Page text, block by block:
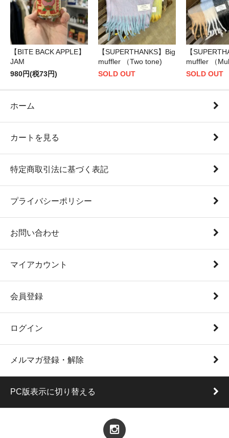
【BITE BACK APPLE】
JAM
980円(税73円)
【SUPERTHANKS】Big
muffler （Two tone)
SOLD OUT
【
muffler （
SOLD OUT
ホーム
カートを見る
特定商取引法に基づく表記
プライバシーポリシー
お問い合わせ
マイアカウント
会員登録
ログイン
メルマガ登録・解除
PC版表示に切り替える